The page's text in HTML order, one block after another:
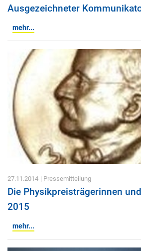
Ausgezeichneter
mehr...
27.11.2014 | Pressemitteilung
Die Physikpreisträgerinnen
2015
mehr...